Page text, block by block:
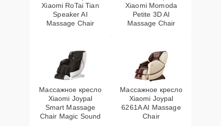
Xiaomi RoTai Tian
Speaker AI
Massage Chair
Xiaomi Momoda
Petite 3D AI
Massage Chair
Массажное кресло
Xiaomi Joypal
Smart Massage
Chair Magic Sound
Массажное кресло
Xiaomi Joypal
6261A AI Massage
Chair